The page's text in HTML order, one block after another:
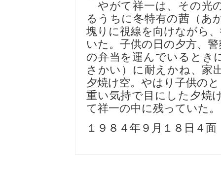
やがて祥一は、その光
るうちに冬特有の茜（あ
塊りに視線を向けながら
いた。子供の日の夕方、
の弁当を運んでいるとき
さかい）に耐えかね、家
夕焼け空。やはり子供の
重い気持で目にした夕焼
て祥一の中に残っていた。
１９８４年９月１８日４面